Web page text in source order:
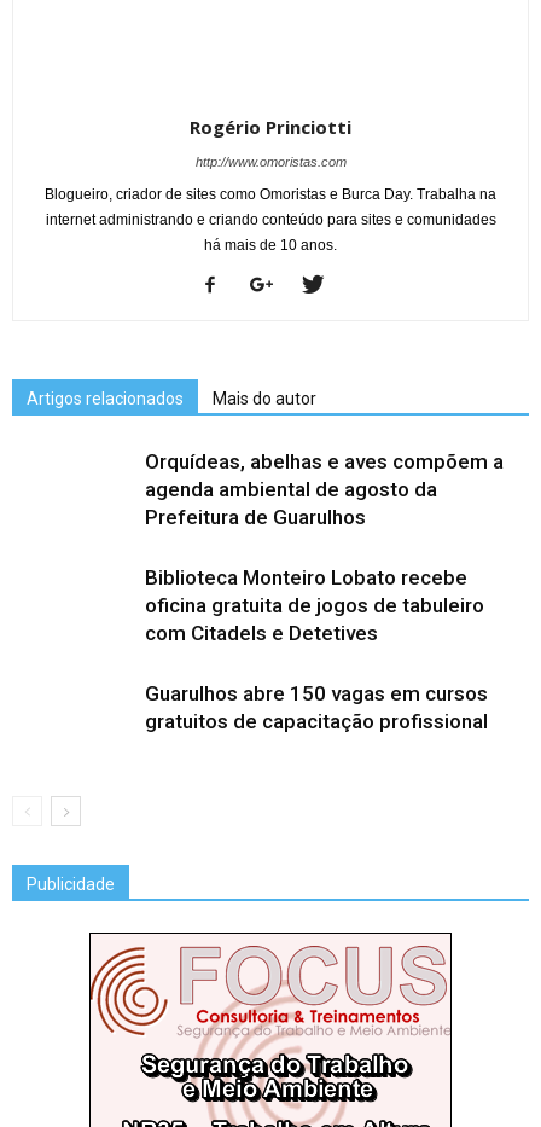
Rogério Princiotti
http://www.omoristas.com
Blogueiro, criador de sites como Omoristas e Burca Day. Trabalha na
internet administrando e criando conteúdo para sites e comunidades
há mais de 10 anos.
Artigos relacionados Mais do autor
Orquídeas, abelhas e aves compõem a
agenda ambiental de agosto da
Prefeitura de Guarulhos
Biblioteca Monteiro Lobato recebe
oficina gratuita de jogos de tabuleiro
com Citadels e Detetives
Guarulhos abre 150 vagas em cursos
gratuitos de capacitação profissional
Publicidade